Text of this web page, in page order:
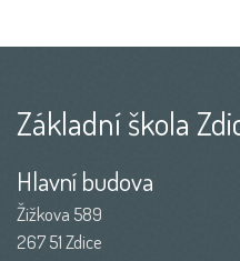
Základní škola
Hlavní budova
Žižkova 589
267 51 Zdice